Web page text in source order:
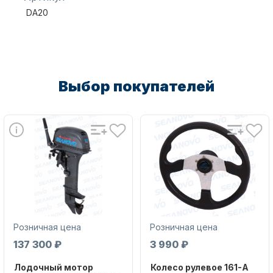
Автохолодильник KYODA
DA20
Выбор покупателей
Розничная цена
137 300 ₽
Лодочный мотор
Розничная цена
3 990 ₽
Колесо рулевое 161-A